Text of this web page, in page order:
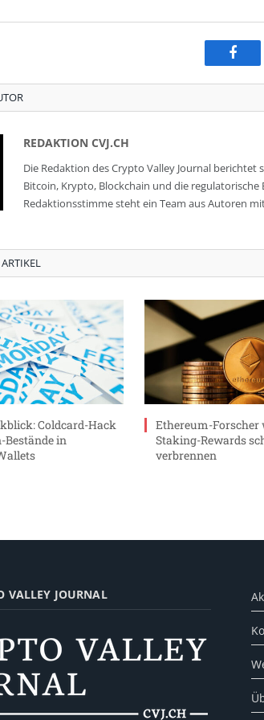
REDAKTION CVJ.CH
Die Redaktion des Crypto Valley Journal berichtet
Bitcoin, Krypto, Blockchain und die
Redaktionsstimme steht ein Team aus Autoren
Coldcard-Hack
in
Ethereum-Forscher
Staking-Rewards
verbrennen
VALLEY JOURNAL